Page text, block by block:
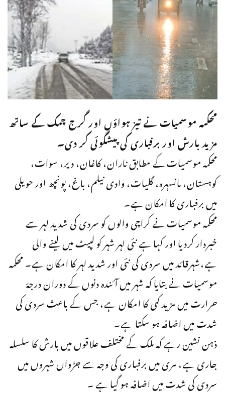
محکمہ موسمیات نے تیز ہواؤں اور گرج چمک کے ساتھ
مزید بارش اور برفباری کی پیشگوئی کر دی۔
محکمہ موسمیات کے مطابق ناران، کاغان، دیر، سوات،
کوہستان، مانسہرہ، گلیات، وادی نیلم، باغ، پونچھ اور حویلی
میں برفباری کا امکان ہے۔
محکمہ موسمیات نے کراچی والوں کو سردی کی شدید لہر سے
خبردار کردیا اور کہا ہے نئی لہر شہر کو لپیٹ میں لینے والی
ہے،شہرقائد میں سردی کی نئی اور شدید لہر کا امکان ہے۔ محکمہ
موسمیات نے بتایا کہ شہر میں آئندہ دنوں کے دوران درجۂ
حرارت میں مزید کمی کا امکان ہے، جس کے باعث سردی کی
شدت میں اضافہ ہو سکتا ہے۔
ذہن نشین رہے کہ ملک کے مختلف علاقوں میں بارش کا سلسلہ
جاری ہے، مری میں برفباری کی وجہ سے جڑواں شہروں میں
سردی کی شدت میں اضافہ ہو گیا ہے ۔